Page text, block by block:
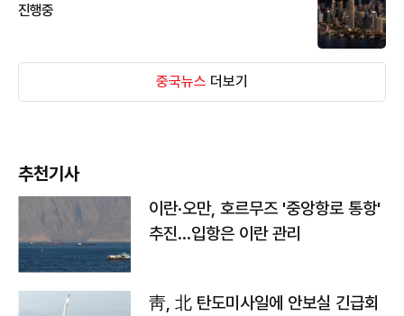
진행중
중국뉴스 더보기
추천기사
이란·오만, 호르무즈 '중앙항로 통항'
추진…입항은 이란 관리
靑, 北 탄도미사일에 안보실 긴급회